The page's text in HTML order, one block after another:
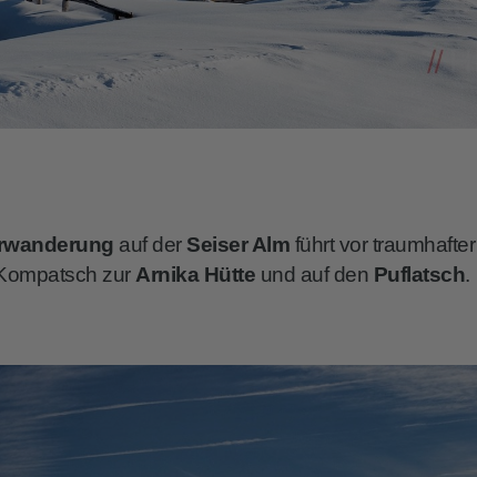
auf derSeiser Alm führt vor traumhafter
zur Arnika Hütte und auf den Puflatsch.